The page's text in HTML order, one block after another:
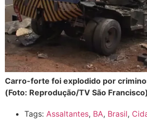
Carro-forte foi explodido por
(Foto: Reprodução/TV São Francisco)
Tags: Assaltantes, BA, Brasil,